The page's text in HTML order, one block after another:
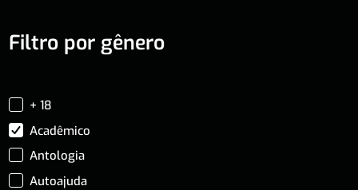
Filtro por gênero
+ 18
Acadêmico
Antologia
Autoajuda